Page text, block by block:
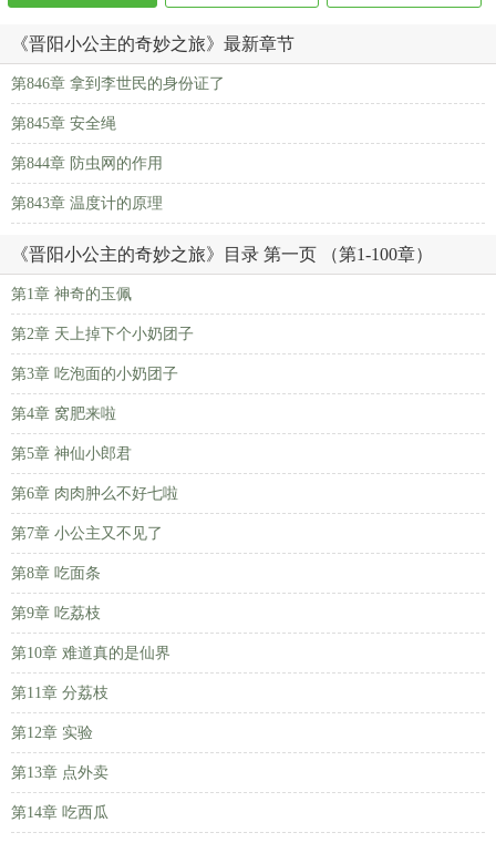
《晋阳小公主的奇妙之旅》最新章节
第846章 拿到李世民的身份证了
第845章 安全绳
第844章 防虫网的作用
第843章 温度计的原理
《晋阳小公主的奇妙之旅》目录 第一页 （第1-100章）
第1章 神奇的玉佩
第2章 天上掉下个小奶团子
第3章 吃泡面的小奶团子
第4章 窝肥来啦
第5章 神仙小郎君
第6章 肉肉肿么不好七啦
第7章 小公主又不见了
第8章 吃面条
第9章 吃荔枝
第10章 难道真的是仙界
第11章 分荔枝
第12章 实验
第13章 点外卖
第14章 吃西瓜